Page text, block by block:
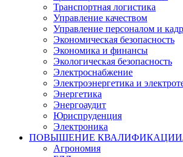
Транспортная логистика
Управление качеством
Управление персоналом и
Экономическая безопасность
Экономика и финансы
Экологическая безопасность
Электроснабжение
Электроэнергетика и
Энергетика
Энергоаудит
Юриспруденция
Электроника
ПОВЫШЕНИЕ КВАЛИФИКАЦИИ
Агрономия